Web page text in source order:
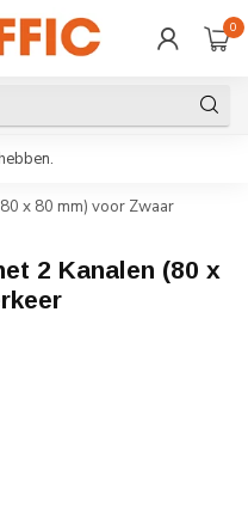
0
x 80 mm) voor Zwaar
2 Kanalen (80 x